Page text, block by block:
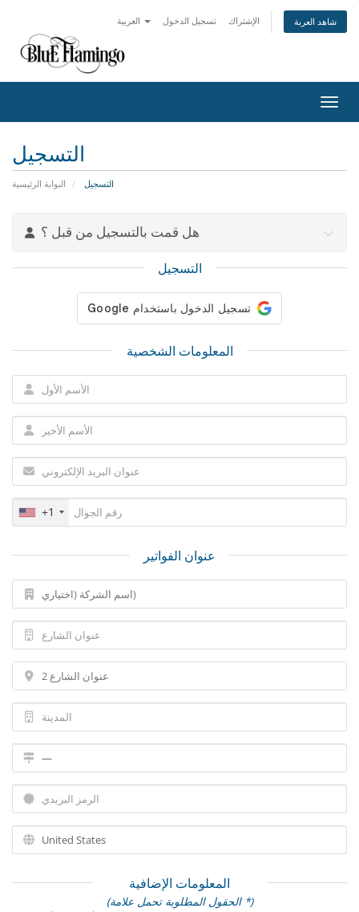
تسجيل الدخول الإشتراك شاهد العربة
التسجيل
البوابة الرئيسية التسجيل
هل قمت بالتسجيل من قبل ؟
التسجيل
المعلومات الشخصية
+1
عنوان الفواتير
المعلومات الإضافية
(الحقول المطلوبة تحمل علامة *)